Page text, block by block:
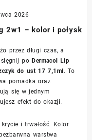
2026
2w1 – kolor i połysk
przez długi czas, a
sięgnij poDermacol Lip
do ust 17 7,1ml. To
pomadka oraz
się w jednym
efekt do okazji.
i trwałość. Kolor
warstwa